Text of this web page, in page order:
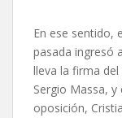
En ese sentido,
pasada ingresó
lleva la firma
Sergio Massa,
oposición,